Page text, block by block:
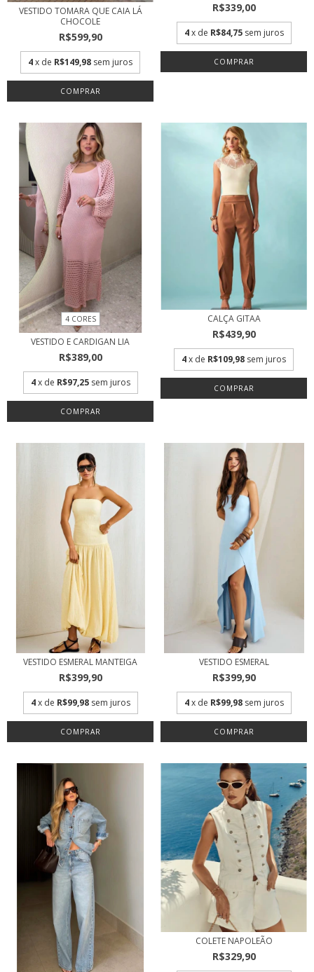
VESTIDO TOMARA QUE CAIA LÁ
CHOCOLE
R$599,90
4x de R$149,98 sem juros
COMPRAR
R$339,00
4 x de R$84,75 sem juros
COMPRAR
4 CORES
VESTIDO E CARDIGAN LIA
R$389,00
4 x de R$97,25 sem juros
COMPRAR
CALÇA GITAA
R$439,90
4x de R$109,98 sem juros
COMPRAR
VESTIDO ESMERAL MANTEIGA
R$399,90
4 x de R$99,98 sem juros
COMPRAR
VESTIDO ESMERAL
R$399,90
4 x de R$99,98 sem juros
COMPRAR
COLETE NAPOLEÃO
R$329,90